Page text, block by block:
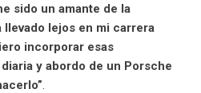
sido un amante de la
llevado lejos en mi carrera
incorporar esas
y abordo de un Porsche
.